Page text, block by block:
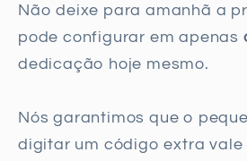
Não deixe para amanhã a
pode configurar em apenas
dedicação hoje mesmo.
Nós garantimos que o
digitar um código extra vale